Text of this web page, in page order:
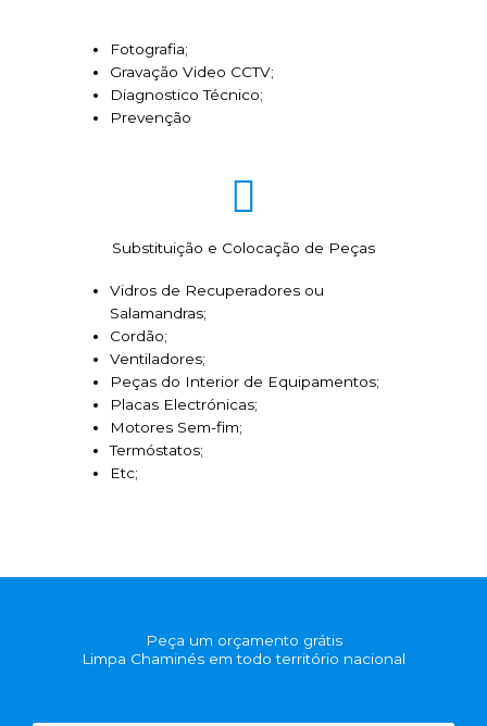
Fotografia;
Gravação Video CCTV;
Diagnostico Técnico;
Prevenção
Substituição e Colocação de Peças
Vidros de Recuperadores ou
Salamandras;
Cordão;
Ventiladores;
Peças do Interior de Equipamentos;
Placas Electrónicas;
Motores Sem-fim;
Termóstatos;
Etc;
Peça um orçamento grátis
Limpa Chaminés em todo território nacional